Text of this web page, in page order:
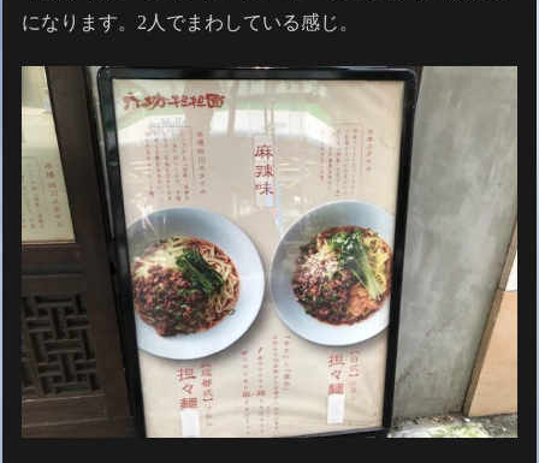
になります。2人でまわしている感じ。